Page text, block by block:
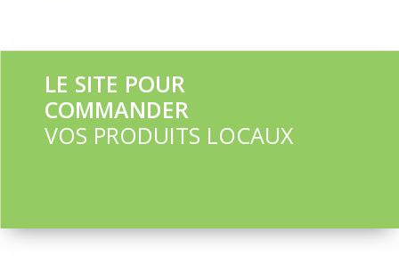
LE SITE POUR
COMMANDER
VOS PRODUITS LOCAUX